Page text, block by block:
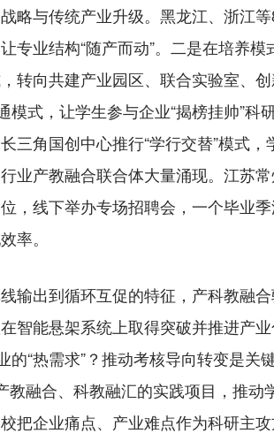
略与传统产业升级。黑龙江、浙江
专业结构“随产而动”。二是在培养
转向共建产业园区、联合实验室、
模式，让学生参与企业“揭榜挂帅”
三角国创中心推行“学行交替”模式
业产教融合联合体大量涌现。江苏
，线下举办专场招聘会，一个毕业
率。
出到循环互促的特征，产科教融
智能悬架系统上取得突破并推进产
的“热需求”？推动考核导向转变是
教融合、科教融汇的实践项目，推
把企业痛点、产业难点作为科研主